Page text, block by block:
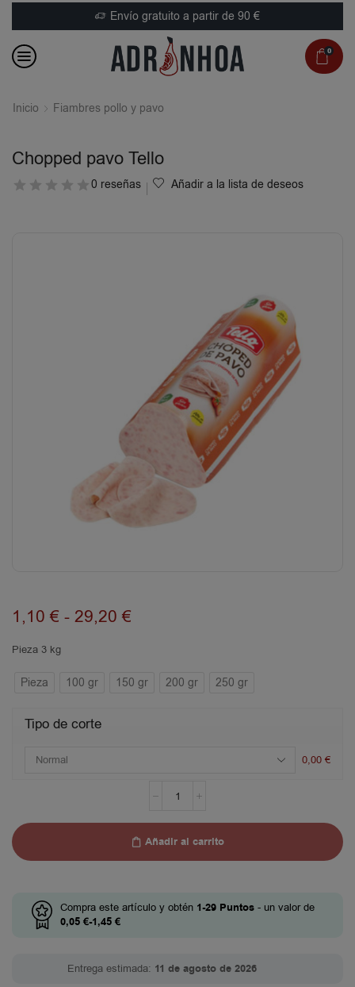
Envío gratuito a partir de 90 €
0
Inicio Fiambres pollo y pavo
Chopped pavo Tello
0 reseñas Añadir a la lista de deseos
1,10 € - 29,20 €
Pieza 3 kg
Pieza 100 gr 150 gr 200 gr 250 gr
Tipo de corte
0,00 €
Añadir al carrito
Compra este artículo y obtén 1-29 Puntos - un valor de
0,05 €-1,45 €
Entrega estimada: 11 de agosto de 2026